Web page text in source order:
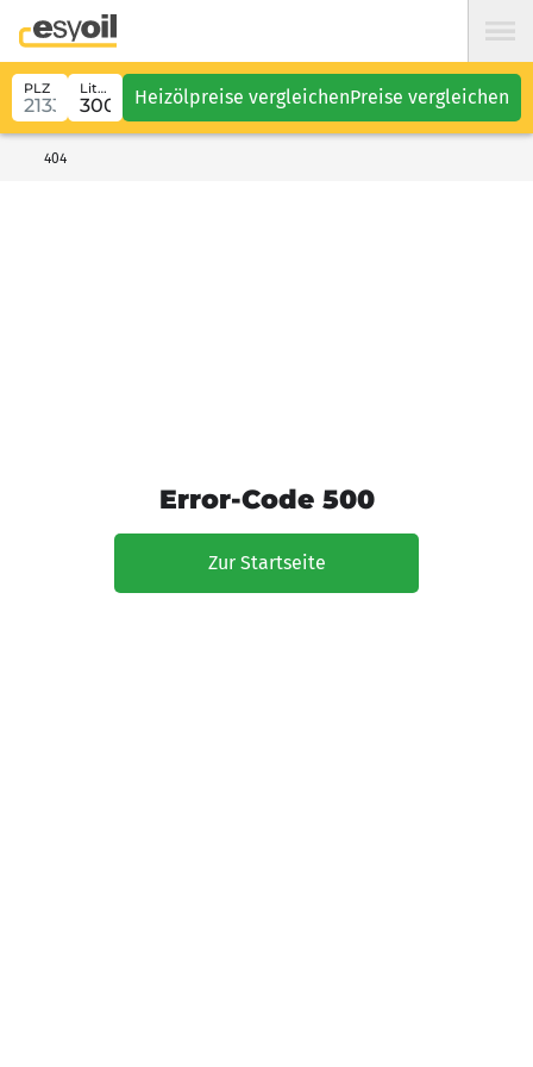
PLZ Liter Heizölpreise vergleichenPreise vergleichen
404
Error-Code 500
Zur Startseite